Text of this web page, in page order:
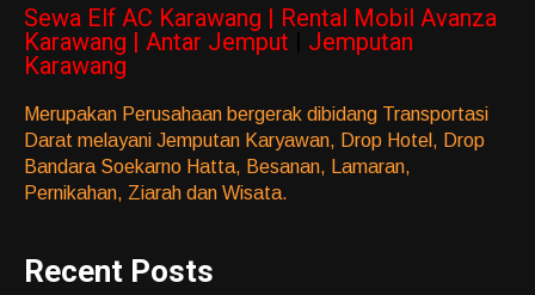
Sewa Elf AC Karawang | Rental Mobil Avanza
Karawang | Antar Jemput
Jemputan
Karawang
Merupakan Perusahaan bergerak dibidang Transportasi
Darat melayani Jemputan Karyawan, Drop Hotel, Drop
Bandara Soekarno Hatta, Besanan, Lamaran,
Pernikahan, Ziarah dan Wisata.
Recent Posts